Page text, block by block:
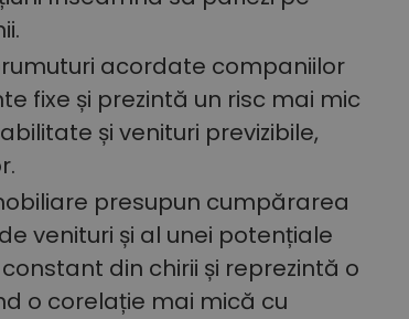
acordate companiilor
fixe și prezintă un risc mai mic
și venituri previzibile,
presupun cumpărarea
venituri și al unei potențiale
din chirii și reprezintă o
o corelație mai mică cu